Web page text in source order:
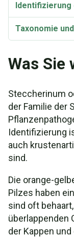
Identifizierung
Taxonomie
Was Sie
Steccherinum
der Familie der
Identifizierung
auch
sind.
Die orange-
Pilzes haben
sind oft
überlappenden
der Kappen